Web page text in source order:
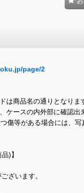
page/2
は商品名の通りとなりま
ースの内外部に確認
傷等がある場合には、
)】
ざいます。